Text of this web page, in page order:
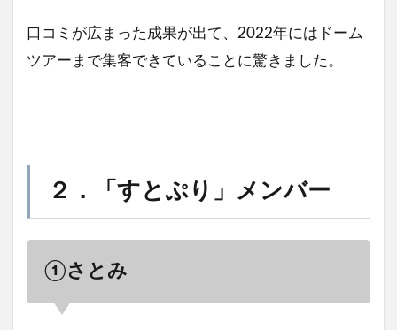
口コミが広まった成果が出て、2022年にはドーム
ツアーまで集客できていることに驚きました。
２．「すとぷり」メンバー
①さとみ